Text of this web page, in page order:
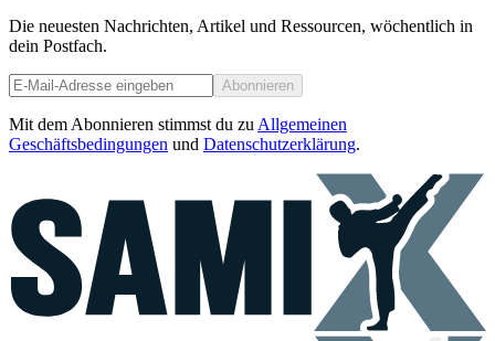
Die neuesten Nachrichten, Artikel und Ressourcen, wöchentlich in
dein Postfach.
Abonnieren
Mit dem Abonnieren stimmst du zu Allgemeinen
Geschäftsbedingungen und Datenschutzerklärung.